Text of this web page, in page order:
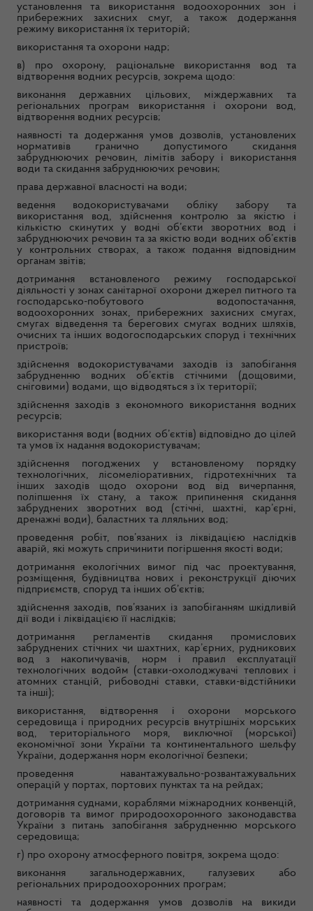
установлення та використання водоохоронних зон і
прибережних захисних смуг, а також додержання
режиму використання їх територій;
використання та охорони надр;
в) про охорону, раціональне використання вод та
відтворення водних ресурсів, зокрема щодо:
виконання державних цільових, міждержавних та
регіональних програм використання і охорони вод,
відтворення водних ресурсів;
наявності та додержання умов дозволів, установлених
нормативів гранично допустимого скидання
забруднюючих речовин, лімітів забору і використання
води та скидання забруднюючих речовин;
права державної власності на води;
ведення водокористувачами обліку забору та
використання вод, здійснення контролю за якістю і
кількістю скинутих у водні об’єкти зворотних вод і
забруднюючих речовин та за якістю води водних об’єктів
у контрольних створах, а також подання відповідним
органам звітів;
дотримання встановленого режиму господарської
діяльності у зонах санітарної охорони джерел питного та
господарсько-побутового водопостачання,
водоохоронних зонах, прибережних захисних смугах,
смугах відведення та берегових смугах водних шляхів,
очисних та інших водогосподарських споруд і технічних
пристроїв;
здійснення водокористувачами заходів із запобігання
забрудненню водних об’єктів стічними (дощовими,
сніговими) водами, що відводяться з їх території;
здійснення заходів з економного використання водних
ресурсів;
використання води (водних об’єктів) відповідно до цілей
та умов їх надання водокористувачам;
здійснення погоджених у встановленому порядку
технологічних, лісомеліоративних, гідротехнічних та
інших заходів щодо охорони вод від вичерпання,
поліпшення їх стану, а також припинення скидання
забруднених зворотних вод (стічні, шахтні, кар’єрні,
дренажні води), баластних та лляльних вод;
проведення робіт, пов’язаних із ліквідацією наслідків
аварій, які можуть спричинити погіршення якості води;
дотримання екологічних вимог під час проектування,
розміщення, будівництва нових і реконструкції діючих
підприємств, споруд та інших об’єктів;
здійснення заходів, пов’язаних із запобіганням шкідливій
дії води і ліквідацією її наслідків;
дотримання регламентів скидання промислових
забруднених стічних чи шахтних, кар’єрних, рудникових
вод з накопичувачів, норм і правил експлуатації
технологічних водойм (ставки-охолоджувачі теплових і
атомних станцій, рибоводні ставки, ставки-відстійники
та інші);
використання, відтворення і охорони морського
середовища і природних ресурсів внутрішніх морських
вод, територіального моря, виключної (морської)
економічної зони України та континентального шельфу
України, додержання норм екологічної безпеки;
проведення навантажувально-розвантажувальних
операцій у портах, портових пунктах та на рейдах;
дотримання суднами, кораблями міжнародних конвенцій,
договорів та вимог природоохоронного законодавства
України з питань запобігання забрудненню морського
середовища;
г) про охорону атмосферного повітря, зокрема щодо:
виконання загальнодержавних, галузевих або
регіональних природоохоронних програм;
наявності та додержання умов дозволів на викиди